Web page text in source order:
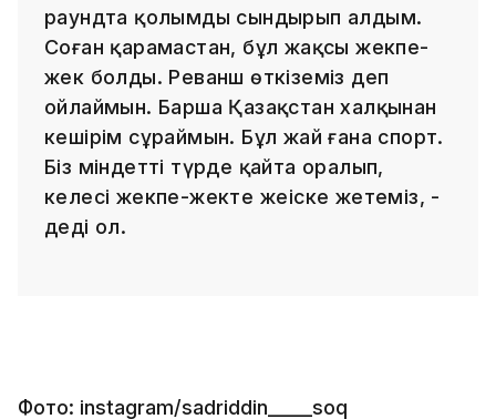
раундта қолымды сындырып алдым.
Соған қарамастан, бұл жақсы жекпе-
жек болды. Реванш өткіземіз деп
ойлаймын. Барша Қазақстан халқынан
кешірім сұраймын. Бұл жай ғана спорт.
Біз міндетті түрде қайта оралып,
келесі жекпе-жекте жеңіске жетеміз, -
деді ол.
Фото: instagram/sadriddin_____soq